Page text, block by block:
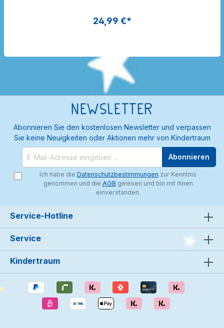
24,99 €*
Newsletter
Abonnieren Sie den kostenlosen Newsletter und verpassen
Sie keine Neuigkeiten oder Aktionen mehr von Kindertraum
Abonnieren
Ich habe die Datenschutzbestimmungen zur Kenntnis
genommen und die AGB gelesen und bin mit ihnen
einverstanden.
Service-Hotline
Service
Kindertraum